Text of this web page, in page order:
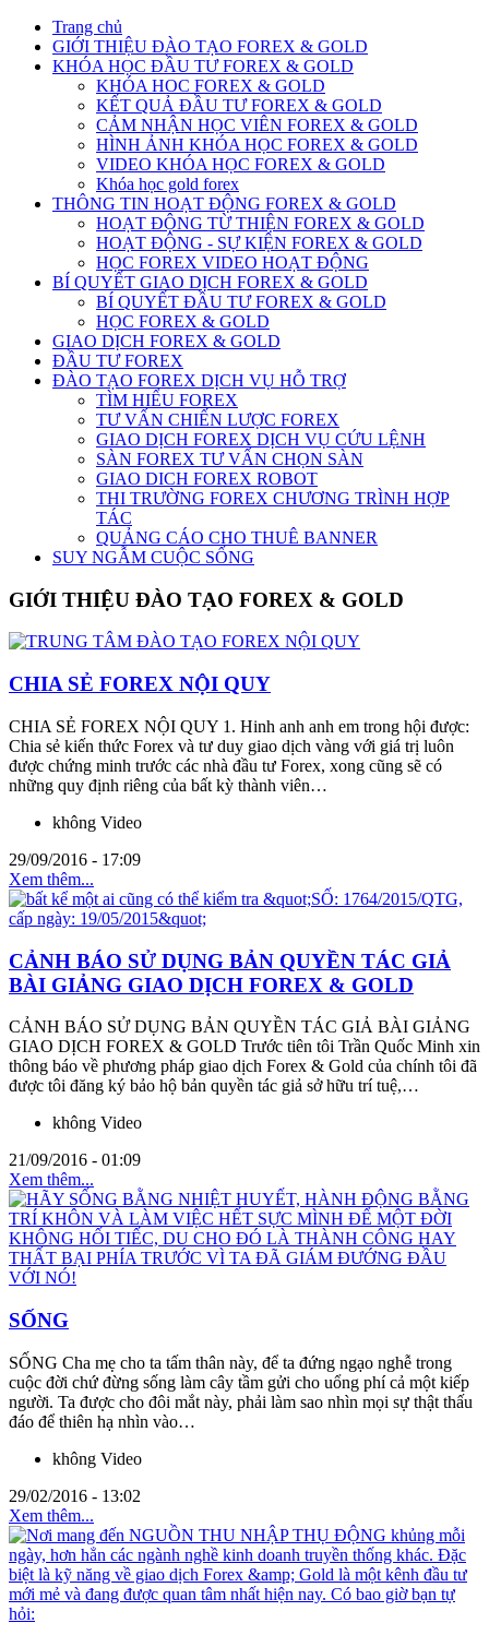
Trang chủ
GIỚI THIỆU ĐÀO TẠO FOREX & GOLD
KHÓA HỌC ĐẦU TƯ FOREX & GOLD
KHÓA HOC FOREX & GOLD
KẾT QUẢ ĐẦU TƯ FOREX & GOLD
CẢM NHẬN HỌC VIÊN FOREX & GOLD
HÌNH ẢNH KHÓA HỌC FOREX & GOLD
VIDEO KHÓA HỌC FOREX & GOLD
Khóa học gold forex
THÔNG TIN HOẠT ĐỘNG FOREX & GOLD
HOẠT ĐỘNG TỪ THIỆN FOREX & GOLD
HOẠT ĐỘNG - SỰ KIỆN FOREX & GOLD
HỌC FOREX VIDEO HOẠT ĐỘNG
BÍ QUYẾT GIAO DỊCH FOREX & GOLD
BÍ QUYẾT ĐẦU TƯ FOREX & GOLD
HỌC FOREX & GOLD
GIAO DỊCH FOREX & GOLD
ĐẦU TƯ FOREX
ĐÀO TẠO FOREX DỊCH VỤ HỖ TRỢ
TÌM HIỂU FOREX
TƯ VẤN CHIẾN LƯỢC FOREX
GIAO DỊCH FOREX DỊCH VỤ CỨU LỆNH
SÀN FOREX TƯ VẤN CHỌN SÀN
GIAO DICH FOREX ROBOT
THI TRƯỜNG FOREX CHƯƠNG TRÌNH HỢP
TÁC
QUẢNG CÁO CHO THUÊ BANNER
SUY NGẪM CUỘC SỐNG
GIỚI THIỆU ĐÀO TẠO FOREX & GOLD
CHIA SẺ FOREX NỘI QUY
CHIA SẺ FOREX NỘI QUY 1. Hinh anh anh em trong hội được:
Chia sẻ kiến thức Forex và tư duy giao dịch vàng với giá trị luôn
được chứng minh trước các nhà đầu tư Forex, xong cũng sẽ có
những quy định riêng của bất kỳ thành viên…
không Video
29/09/2016 - 17:09
Xem thêm...
CẢNH BÁO SỬ DỤNG BẢN QUYỀN TÁC GIẢ
BÀI GIẢNG GIAO DỊCH FOREX & GOLD
CẢNH BÁO SỬ DỤNG BẢN QUYỀN TÁC GIẢ BÀI GIẢNG
GIAO DỊCH FOREX & GOLD Trước tiên tôi Trần Quốc Minh xin
thông báo về phương pháp giao dịch Forex & Gold của chính tôi đã
được tôi đăng ký bảo hộ bản quyền tác giả sở hữu trí tuệ,…
không Video
21/09/2016 - 01:09
Xem thêm...
SỐNG
SỐNG Cha mẹ cho ta tấm thân này, để ta đứng ngạo nghễ trong
cuộc đời chứ đừng sống làm cây tầm gửi cho uổng phí cả một kiếp
người. Ta được cho đôi mắt này, phải làm sao nhìn mọi sự thật thấu
đáo để thiên hạ nhìn vào…
không Video
29/02/2016 - 13:02
Xem thêm...